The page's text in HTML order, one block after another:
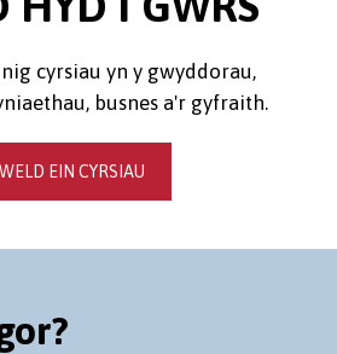
cyrsiau yn y gwyddorau,
busnes a'r gyfraith.
EIN CYRSIAU